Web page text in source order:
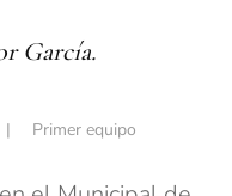
García.
| Primer equipo